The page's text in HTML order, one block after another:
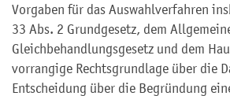
Vorgaben für das Auswahlverfahren
33 Abs. 2 Grundgesetz, dem
Gleichbehandlungsgesetz und dem
vorrangige Rechtsgrundlage über die
Entscheidung über die Begründung